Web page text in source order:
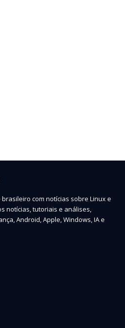
com notícias sobre Linux e
notícias, tutoriais e análises,
Android, Apple, Windows, IA e